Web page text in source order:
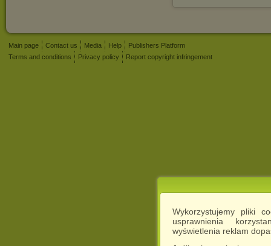
Wykorzystujemy pliki
usprawnienia
wyświetlenia reklam
Main page Contact us Media Help
Publishers Platform
Terms and conditions
Privacy policy Report copyright infringement